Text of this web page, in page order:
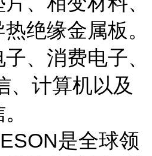
绝缘金属板。
、消费电子、
、计算机以及
是全球领